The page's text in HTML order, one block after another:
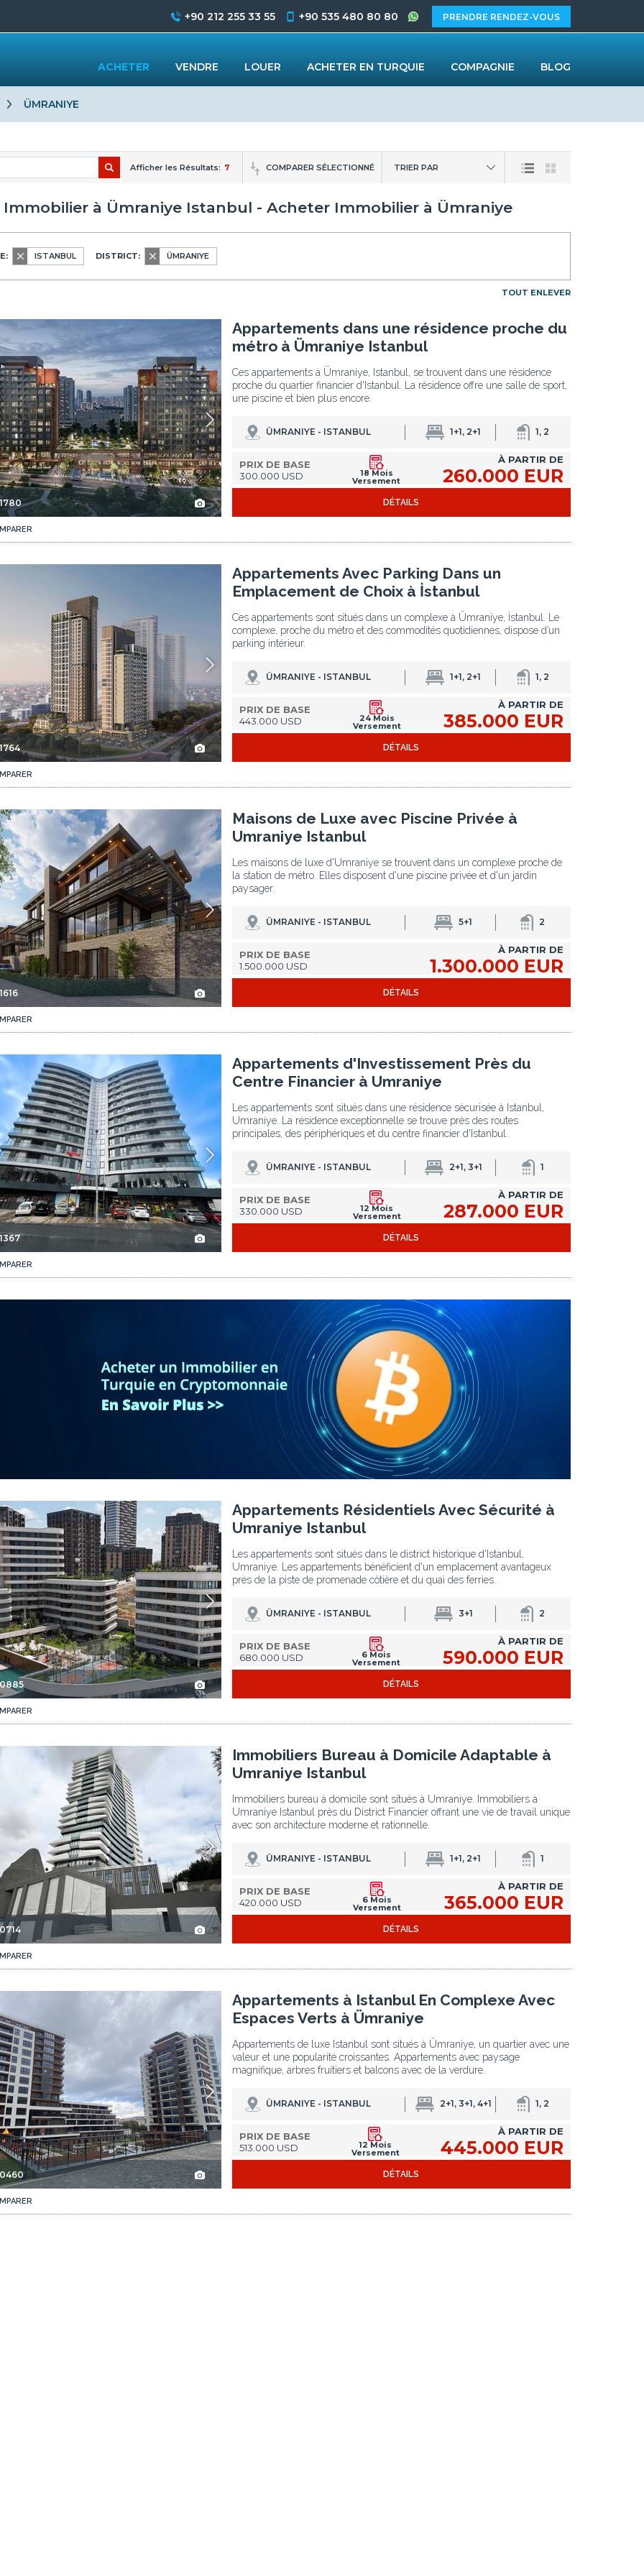
ÜMRANIYE
Afficher les Résultats: 7 COMPARER SÉLECTIONNÉ TRIER PAR
Immobilier à Ümraniye Istanbul - Acheter Immobilier à Ümraniye
ISTANBUL DISTRICT: ÜMRANIYE
TOUT ENLEVER
Istanbul 2
Appartements Dans Une Résidence Proche Du Métro À ümraniye Istanbul 3Appartements dans une résidence proche du
métro à Ümraniye Istanbul
Ces appartements à Ümraniye, Istanbul, se trouvent dans une résidence
proche du quartier financier d'Istanbul. La résidence offre une salle de sport,
une piscine et bien plus encore.
ÜMRANIYE - ISTANBUL 1+1, 2+1 1, 2
PRIX DE BASE
300.000 USD
18 Mois
Versement
À PARTIR DE
260.000 EUR
DÉTAILS
À İstanbul 2
Appartements Avec Parking Dans Un Emplacement De Choix À İstanbul 3Appartements Avec Parking Dans un
Emplacement de Choix à İstanbul
Ces appartements sont situés dans un complexe à Ümraniye, İstanbul. Le
complexe, proche du métro et des commodités quotidiennes, dispose d’un
parking intérieur.
ÜMRANIYE - ISTANBUL 1+1, 2+1 1, 2
PRIX DE BASE
443.000 USD
24 Mois
Versement
À PARTIR DE
385.000 EUR
DÉTAILS
Maisons De Luxe Avec Piscine Privée À Umraniye Istanbul 3Maisons de Luxe avec Piscine Privée à
Umraniye Istanbul
Les maisons de luxe d'Umraniye se trouvent dans un complexe proche de
la station de métro. Elles disposent d'une piscine privée et d'un jardin
paysager.
ÜMRANIYE - ISTANBUL 5+1 2
PRIX DE BASE
1.500.000 USD
À PARTIR DE
1.300.000 EUR
DÉTAILS
Umraniye 2
Appartements D'investissement Près Du Centre Financier À Umraniye 3Appartements d'Investissement Près du
Centre Financier à Umraniye
Les appartements sont situés dans une résidence sécurisée à Istanbul,
Umraniye. La résidence exceptionnelle se trouve près des routes
principales, des périphériques et du centre financier d'Istanbul.
ÜMRANIYE - ISTANBUL 2+1, 3+1 1
PRIX DE BASE
330.000 USD
12 Mois
Versement
À PARTIR DE
287.000 EUR
DÉTAILS
2
Appartements Résidentiels Avec Sécurité À Umraniye Istanbul 3Appartements Résidentiels Avec Sécurité à
Umraniye Istanbul
Les appartements sont situés dans le district historique d'Istanbul,
Umraniye. Les appartements bénéficient d'un emplacement avantageux
près de la piste de promenade côtière et du quai des ferries.
ÜMRANIYE - ISTANBUL 3+1 2
PRIX DE BASE
680.000 USD
6 Mois
Versement
À PARTIR DE
590.000 EUR
DÉTAILS
2
Immobiliers Bureau À Domicile Adaptable À Umraniye Istanbul 3Immobiliers Bureau à Domicile Adaptable à
Umraniye Istanbul
Immobiliers bureau à domicile sont situés à Umraniye. Immobiliers à
Umraniye Istanbul près du District Financier offrant une vie de travail unique
avec son architecture moderne et rationnelle.
ÜMRANIYE - ISTANBUL 1+1, 2+1 1
PRIX DE BASE
420.000 USD
6 Mois
Versement
À PARTIR DE
365.000 EUR
DÉTAILS
ümraniye 2
Appartements À Istanbul En Complexe Avec Espaces Verts À ümraniye 3Appartements à Istanbul En Complexe Avec
Espaces Verts à Ümraniye
Appartements de luxe Istanbul sont situés à Ümraniye, un quartier avec une
valeur et une popularité croissantes. Appartements avec paysage
magnifique, arbres fruitiers et balcons avec de la verdure.
ÜMRANIYE - ISTANBUL 2+1, 3+1, 4+1 1, 2
PRIX DE BASE
513.000 USD
12 Mois
Versement
À PARTIR DE
445.000 EUR
DÉTAILS
+90 212 255 33 55 +90 535 480 80 80 PRENDRE RENDEZ-VOUS
ACHETER VENDRE LOUER ACHETER EN TURQUIE COMPAGNIE BLOG